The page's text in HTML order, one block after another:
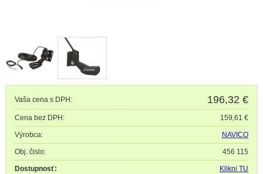
Vaša cena s DPH: 196,32 €
Cena bez DPH: 159,61 €
Výrobca: NAVICO
Obj. čislo: 456 115
Dostupnosť: Klikni TU